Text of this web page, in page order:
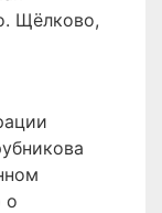
Щёлково,
о